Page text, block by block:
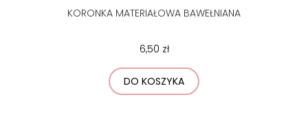
KORONKA MATERIAŁOWA BAWEŁNIANA
6,50 zł
DO KOSZYKA